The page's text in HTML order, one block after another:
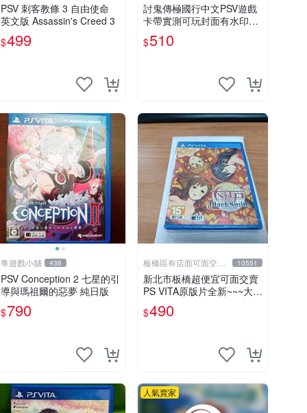
PSV 刺客教條 3 自由使命
英文版 Assassin's Creed 3
$499
討鬼傳極國行中文PSV遊戲
卡帶實測可玩封面有水印受
潮痕跡請看圖確認成色無異
議再拍嚴選二手遊戲請認真
$510
隼遊戲小舖 438
PSV Conception 2 七星的引
導與瑪祖爾的惡夢 純日版
$790
板橋區有店面可面交高
價回收電玩
10551
新北市板橋超便宜可面交賣
PS VITA原版片全新~~~大江
戸 BlackSmith~~~便宜賣
$490
人氣賣家